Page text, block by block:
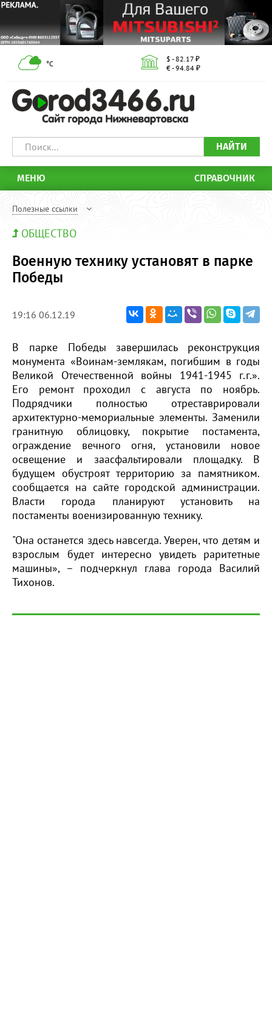
°С
$ - 82.17 ₽
€ - 94.84 ₽
НАЙТИ
МЕНЮ СПРАВОЧНИК
Полезные ссылки
ОБЩЕСТВО
Военную технику установят в парке
Победы
19:16 06.12.19
В парке Победы завершилась реконструкция
монумента «Воинам-землякам, погибшим в годы
Великой Отечественной войны 1941-1945 г.г.».
Его ремонт проходил с августа по ноябрь.
Подрядчики полностью отреставрировали
архитектурно-мемориальные элементы. Заменили
гранитную облицовку, покрытие постамента,
ограждение вечного огня, установили новое
освещение и заасфальтировали площадку. В
будущем обустроят территорию за памятником.
сообщается на сайте городской администрации.
Власти города планируют установить на
постаменты военизированную технику.
"Она останется здесь навсегда. Уверен, что детям и
взрослым будет интересно увидеть раритетные
машины», – подчеркнул глава города Василий
Тихонов.